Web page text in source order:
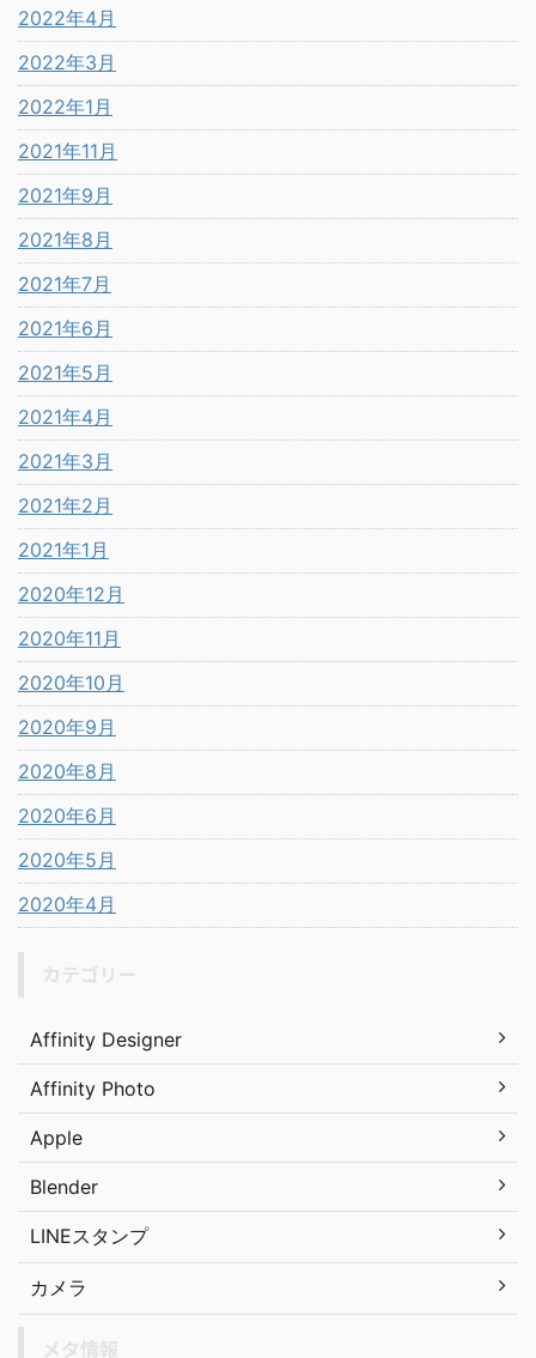
2022年4月
2022年3月
2022年1月
2021年11月
2021年9月
2021年8月
2021年7月
2021年6月
2021年5月
2021年4月
2021年3月
2021年2月
2021年1月
2020年12月
2020年11月
2020年10月
2020年9月
2020年8月
2020年6月
2020年5月
2020年4月
Affinity Designer
Affinity Photo
Apple
Blender
LINEスタンプ
カメラ